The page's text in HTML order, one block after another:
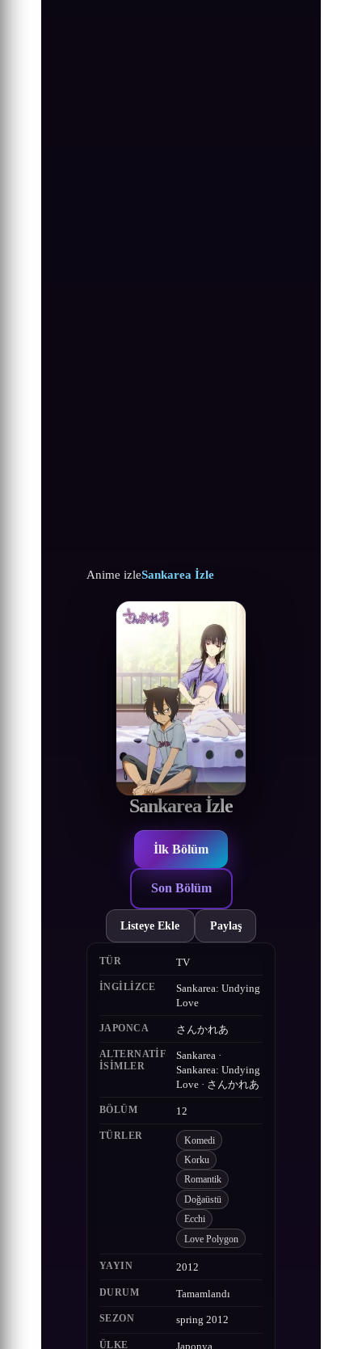
Anime izleSankarea İzle
Sankarea İzle
İlk Bölüm
Son Bölüm
Listeye Ekle Paylaş
TÜR TV
İNGILIZCE
Sankarea: Undying
Love
JAPONCA さんかれあ
ALTERNATIF
ISIMLER
Sankarea ·
Sankarea: Undying
Love · さんかれあ
BÖLÜM 12
TÜRLER Komedi
Korku
Romantik
Doğaüstü
Ecchi
Love Polygon
YAYIN 2012
DURUM Tamamlandı
SEZON spring 2012
ÜLKE Japonya